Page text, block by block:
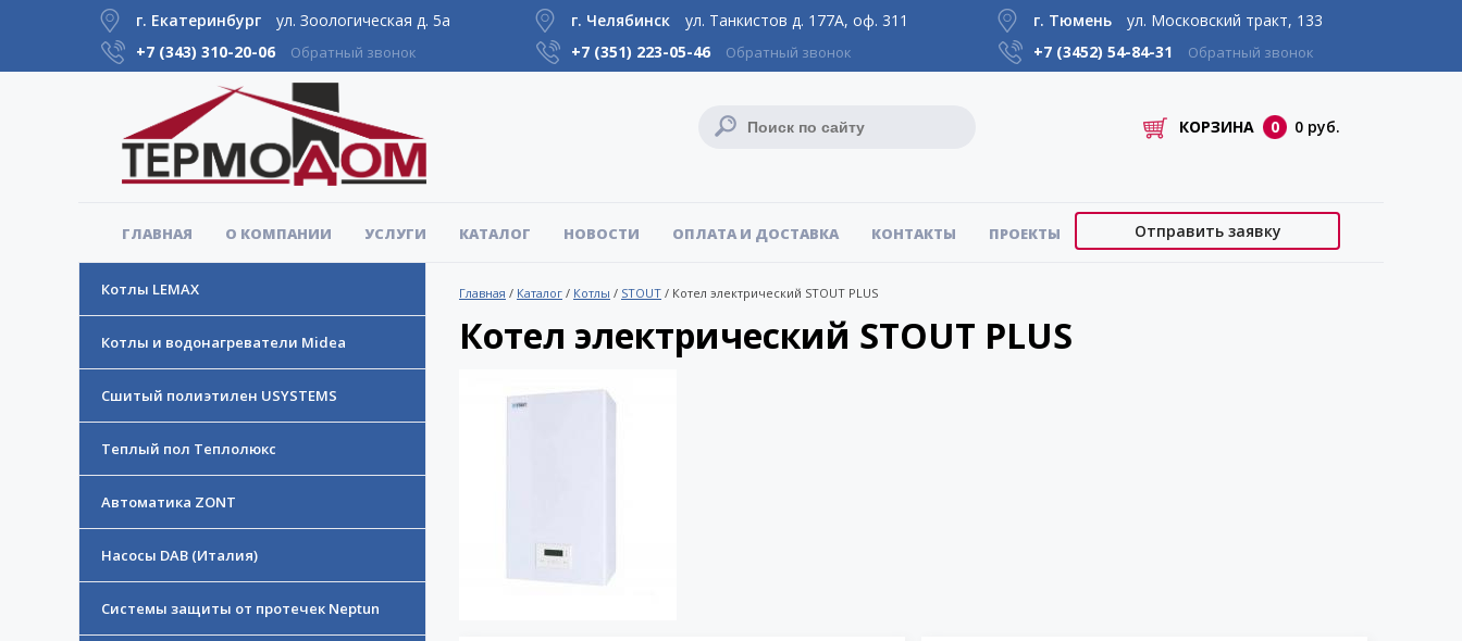
г. Екатеринбург
ул. Зоологическая д. 5а
+7 (343) 310-20-06 Обратный звонок
г. Челябинск
ул. Танкистов д. 177А, оф. 311
+7 (351) 223-05-46 Обратный звонок
г. Тюмень
ул. Московский тракт, 133
+7 (3452) 54-84-31 Обратный звонок
КОРЗИНА 0 0 руб.
Отправить заявку
ГЛАВНАЯ О КОМПАНИИ УСЛУГИ КАТАЛОГ НОВОСТИ ОПЛАТА И ДОСТАВКА КОНТАКТЫ ПРОЕКТЫ
Котлы LEMAX
Котлы и водонагреватели Midea
Сшитый полиэтилен USYSTEMS
Теплый пол Теплолюкс
Автоматика ZONT
Насосы DAB (Италия)
Системы защиты от протечек Neptun
Главная / Каталог / Котлы / STOUT / Котел электрический STOUT PLUS
Котел электрический STOUT PLUS